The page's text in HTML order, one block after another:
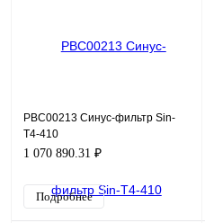
PBC00213 Синус-фильтр Sin-
T4-410
1 070 890.31 ₽
Подробнее